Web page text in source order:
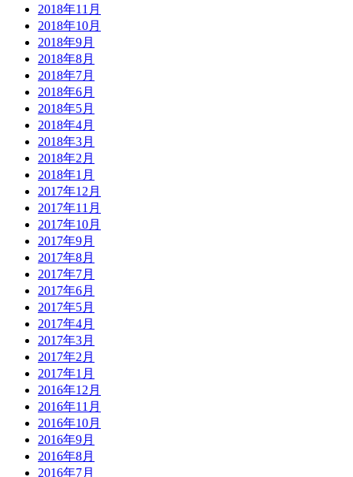
2018年11月
2018年10月
2018年9月
2018年8月
2018年7月
2018年6月
2018年5月
2018年4月
2018年3月
2018年2月
2018年1月
2017年12月
2017年11月
2017年10月
2017年9月
2017年8月
2017年7月
2017年6月
2017年5月
2017年4月
2017年3月
2017年2月
2017年1月
2016年12月
2016年11月
2016年10月
2016年9月
2016年8月
2016年7月